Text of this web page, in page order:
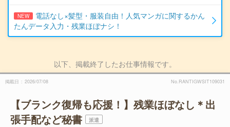
NEW
電話なし×髪型・服装自由！人気マンガに関するかん
たんデータ入力・残業ほぼナシ！
以下、掲載終了したお仕事情報です。
掲載日 2026/07/08 No.RANTIGWSIT109031
【ブランク復帰も応援！】残業ほぼなし＊出
張手配など秘書
派遣